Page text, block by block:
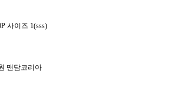
사이즈 1(sss)
맨담코리아